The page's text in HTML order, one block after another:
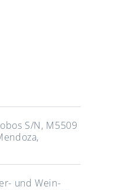
S/N, M5509
und Wein-